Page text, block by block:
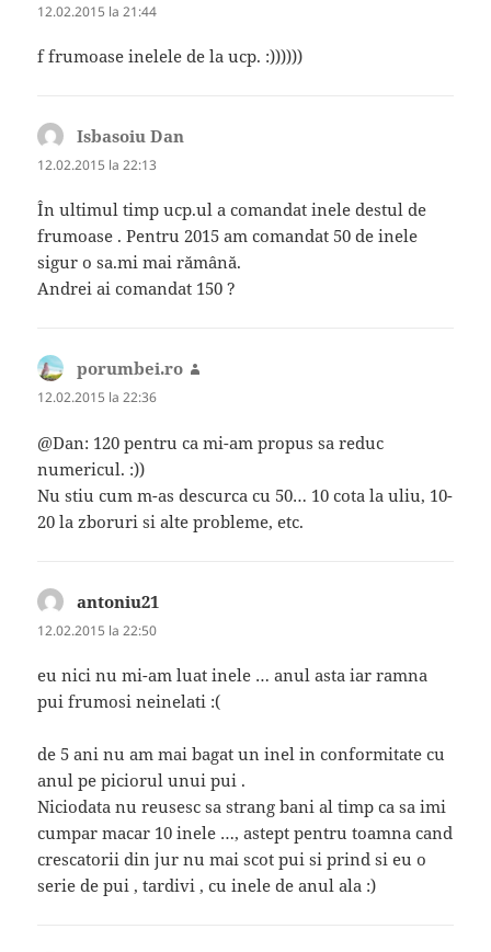
12.02.2015 la 21:44
f frumoase inelele de la ucp. :))))))
Isbasoiu Dan
12.02.2015 la 22:13
În ultimul timp ucp.ul a comandat inele destul de
frumoase . Pentru 2015 am comandat 50 de inele
sigur o sa.mi mai rămână.
Andrei ai comandat 150 ?
porumbei.ro
12.02.2015 la 22:36
@Dan: 120 pentru ca mi-am propus sa reduc
numericul. :))
Nu stiu cum m-as descurca cu 50… 10 cota la uliu, 10-
20 la zboruri si alte probleme, etc.
antoniu21
12.02.2015 la 22:50
eu nici nu mi-am luat inele … anul asta iar ramna
pui frumosi neinelati :(
de 5 ani nu am mai bagat un inel in conformitate cu
anul pe piciorul unui pui .
Niciodata nu reusesc sa strang bani al timp ca sa imi
cumpar macar 10 inele …, astept pentru toamna cand
crescatorii din jur nu mai scot pui si prind si eu o
serie de pui , tardivi , cu inele de anul ala :)